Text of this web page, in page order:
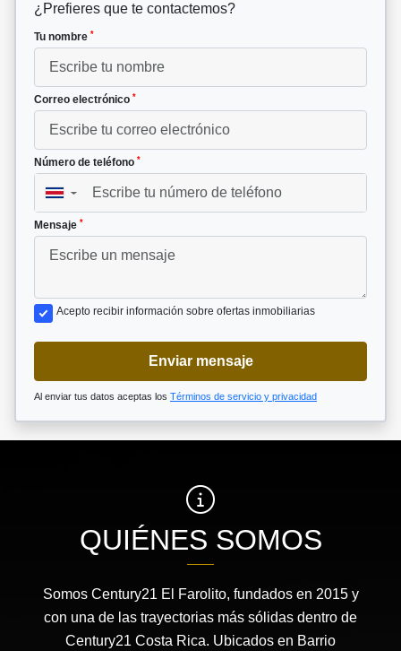
¿Prefieres que te contactemos?
Tu nombre *
Correo electrónico *
Número de teléfono *
▼
Mensaje *
Acepto recibir información sobre ofertas inmobiliarias
Enviar mensaje
Al enviar tus datos aceptas los Términos de servicio y privacidad
QUIÉNES SOMOS
Somos Century21 El Farolito, fundados en 2015 y
con una de las trayectorias más sólidas dentro de
Century21 Costa Rica. Ubicados en Barrio